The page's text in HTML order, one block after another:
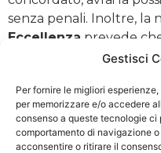
Gestisci
Per fornire le migliori
per memorizzare e/o accedere
consenso a queste tecnologie ci
comportamento di navigazione
acconsentire o ritirare il
senza penali. Inoltre, la
Eccellenza prevede
venduto entro 21 giorni
provvigione per la
Per maggiori dettagli e
con noi, non esitare a